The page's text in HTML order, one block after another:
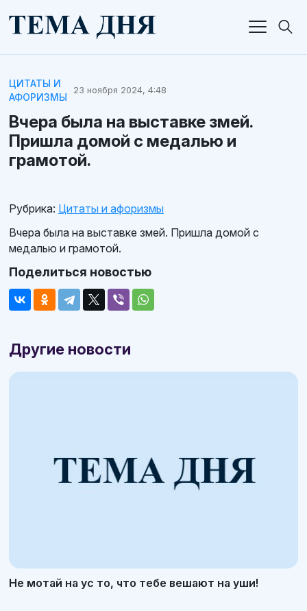
ЦИТАТЫ И
АФОРИЗМЫ
23 ноября 2024, 4:48
Вчера была на выставке змей.
Пришла домой с медалью и
грамотой.
Рубрика: Цитаты и афоризмы
Вчера была на выставке змей. Пришла домой с
медалью и грамотой.
Поделиться новостью
Другие новости
Не мотай на ус то, что тебе вешают на уши!